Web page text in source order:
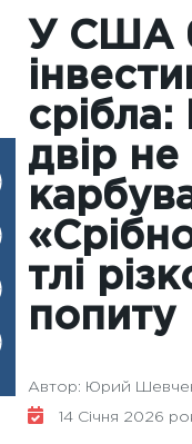
У США
двір не
тлі
попиту
Автор: Юрий
14 Січня 2026